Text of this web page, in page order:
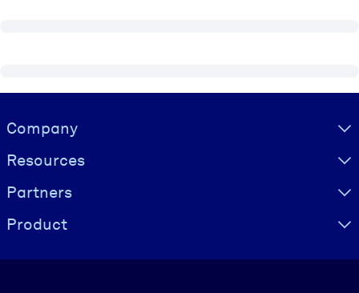
Visually hidden Text
Company
Resources
Partners
Product